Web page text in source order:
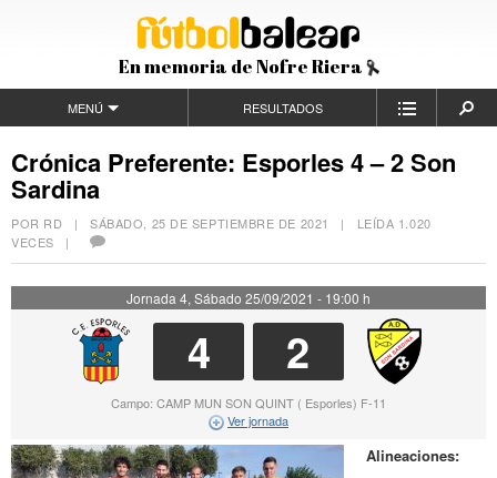
En memoria de Nofre Riera
MENÚ RESULTADOS
Crónica Preferente: Esporles 4 – 2 Son
Sardina
POR RD |SÁBADO, 25 DE SEPTIEMBRE DE 2021
| LEÍDA 1.020
VECES |
Jornada 4, Sábado 25/09/2021 - 19:00 h
4 2
Campo: CAMP MUN SON QUINT ( Esporles) F-11
Ver jornada
Alineaciones: